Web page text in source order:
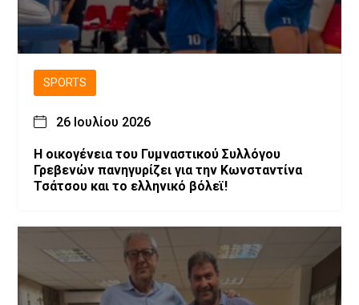
SPORTS
26 Ιουλίου 2026
H οικογένεια του Γυμναστικού Συλλόγου
Γρεβενών πανηγυρίζει για την Κωνσταντίνα
Τσάτσου και το ελληνικό βόλεϊ!